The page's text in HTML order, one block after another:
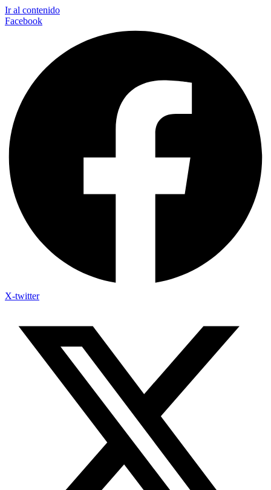
Ir al contenido
Facebook
X-twitter